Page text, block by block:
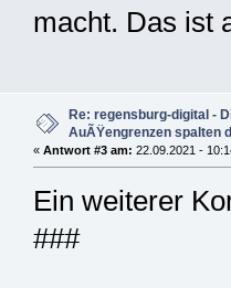
macht. Das ist
Re: regensburg-digital -
AuÃŸengrenzen spalten
« Antwort #3 am: 22.09.2021 -
Ein weiterer
###